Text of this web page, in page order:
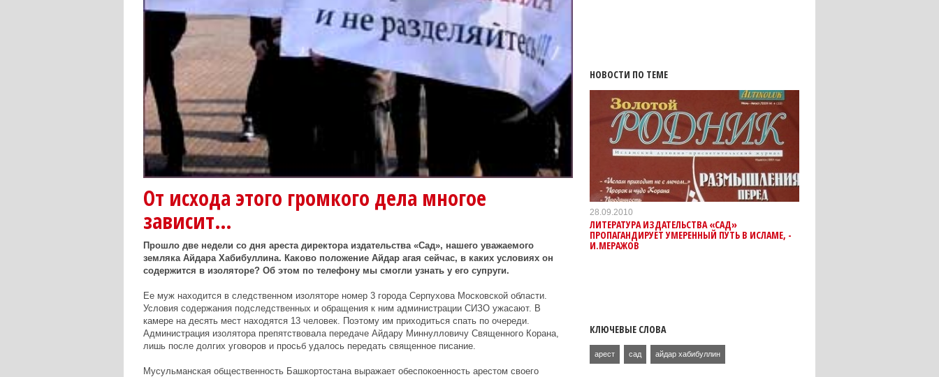
От исхода этого громкого дела многое
зависит…
Прошло две недели со дня ареста директора издательства «Сад», нашего уважаемого
земляка Айдара Хабибуллина. Каково положение Айдар агая сейчас, в каких условиях он
содержится в изоляторе? Об этом по телефону мы смогли узнать у его супруги.
Ее муж находится в следственном изоляторе номер 3 города Серпухова Московской области.
Условия содержания подследственных и обращения к ним администрации СИЗО ужасают. В
камере на десять мест находятся 13 человек. Поэтому им приходиться спать по очереди.
Администрация изолятора препятствовала передаче Айдару Миннулловичу Священного Корана,
лишь после долгих уговоров и просьб удалось передать священное писание.
Мусульманская общественность Башкортостана выражает обеспокоенность арестом своего
НОВОСТИ ПО ТЕМЕ
28.09.2010
ЛИТЕРАТУРА ИЗДАТЕЛЬСТВА «САД»
ПРОПАГАНДИРУЕТ УМЕРЕННЫЙ ПУТЬ В ИСЛАМЕ, -
И.МЕРАЖОВ
КЛЮЧЕВЫЕ СЛОВА
арест сад айдар хабибуллин